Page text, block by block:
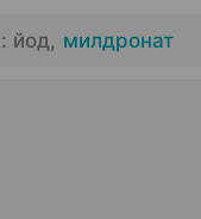
йод, милдронат